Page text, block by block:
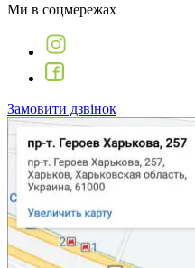
Ми в соцмережах
Замовити дзвінок